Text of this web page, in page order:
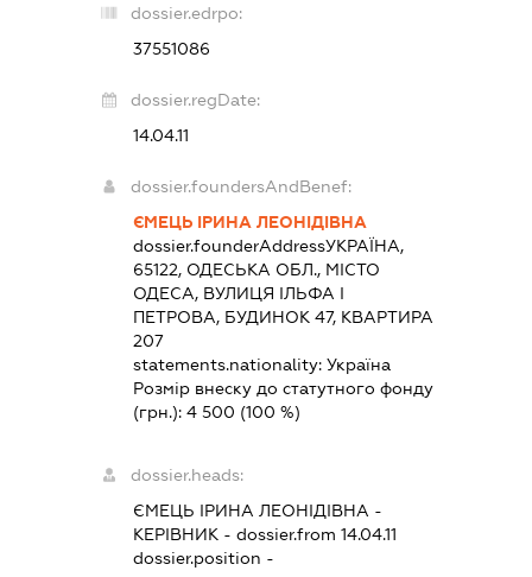
dossier.edrpo:
37551086
dossier.regDate:
14.04.11
dossier.foundersAndBenef:
ЄМЕЦЬ ІРИНА ЛЕОНІДІВНА
dossier.founderAddressУКРАЇНА,
65122, ОДЕСЬКА ОБЛ., МІСТО
ОДЕСА, ВУЛИЦЯ ІЛЬФА І
ПЕТРОВА, БУДИНОК 47, КВАРТИРА
207
statements.nationality: Україна
Розмір внеску до статутного фонду
(грн.): 4 500 (100 %)
dossier.heads:
ЄМЕЦЬ ІРИНА ЛЕОНІДІВНА -
КЕРІВНИК- dossier.from 14.04.11
dossier.position -